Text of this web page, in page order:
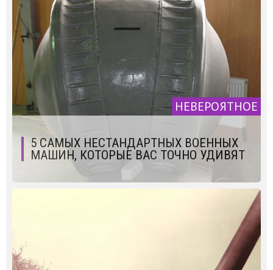
НЕВЕРОЯТНОЕ
5 САМЫХ НЕСТАНДАРТНЫХ ВОЕННЫХ
МАШИН, КОТОРЫЕ ВАС ТОЧНО УДИВЯТ